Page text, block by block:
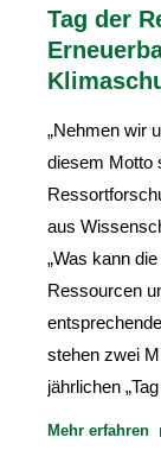
Tag der
„Nehmen wir
diesem Motto
aus
„Was kann
Ressourcen
stehen zwei
jährlichen
Mehr erfahren